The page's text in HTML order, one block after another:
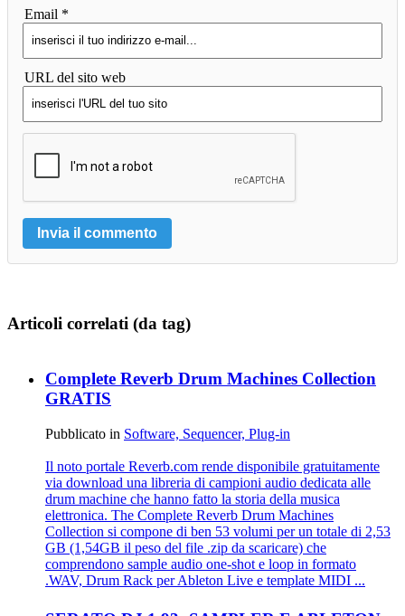
Email *
URL del sito web
Articoli correlati (da tag)
Complete Reverb Drum Machines Collection
GRATIS
Pubblicato in Software, Sequencer, Plug-in
Il noto portale Reverb.com rende disponibile gratuitamente
via download una libreria di campioni audio dedicata alle
drum machine che hanno fatto la storia della musica
elettronica. The Complete Reverb Drum Machines
Collection si compone di ben 53 volumi per un totale di 2,53
GB (1,54GB il peso del file .zip da scaricare) che
comprendono sample audio one-shot e loop in formato
.WAV, Drum Rack per Ableton Live e template MIDI ...